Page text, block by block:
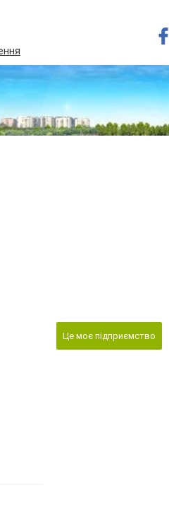
Це моє підприємство